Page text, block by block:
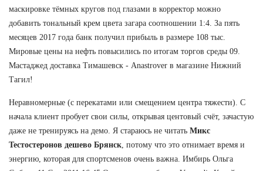
маскировке тёмных кругов под глазами в корректор можно
добавить тональный крем цвета загара соотношении 1:4. За пять
месяцев 2017 года банк получил прибыль в размере 108 тыс.
Мировые цены на нефть повысились по итогам торгов среды 09.
Мастаджед доставка Тимашевск - Anastrover в магазине Нижний
Тагил!
Неравномерные (с перекатами или смещением центра тяжести). С
начала клиент пробует свои силы, открывая центовый счёт, зачастую
даже не тренируясь на демо. Я стараюсь не читать Микс
Тестостеронов дешево Брянск , потому что это отнимает время и
энергию, которая для спортсменов очень важна. Имбирь Ольга